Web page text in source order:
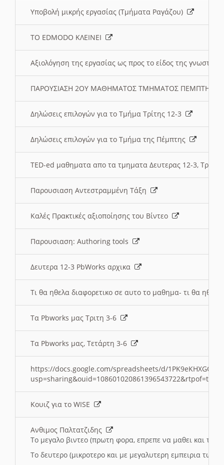
Υποβολή μικρής εργασίας (Τμήματα Ραγάζου)
ΤΟ EDMODO ΚΛΕΙΝΕΙ
Αξιολόγηση της εργασίας ως προς το είδος της
ΠΑΡΟΥΣΙΑΣΗ 2ΟΥ ΜΑΘΗΜΑΤΟΣ ΤΜΗΜΑΤΟΣ
Δηλώσεις επιλογών για το Τμήμα Τρίτης 12-3
Δηλώσεις επιλογών για το Τμήμα της Πέμπτης
TED-ed μαθηματα απο τα τμηματα Δευτερας 12-3,
Παρουσιαση Αντεστραμμένη Τάξη
Καλές Πρακτικές αξιοποίησης του Βίντεο
Παρουσιαση: Authoring tools
Δευτερα 12-3 PbWorks αρχικα
Τι θα ηθελα διαφορετικο σε αυτο το μαθημα- τι θα
Τα Pbworks μας Τριτη 3-6
Τα Pbworks μας, Τετάρτη 3-6
https://docs.google.com/spreadsheets/d/
Κουιζ για το WISE
Ανθιμος Παλτατζιδης
Το μεγαλο βιντεο (πρωτη φορα, επρεπε να μαθει και το
Το δευτερο (μικροτερο και με μεγαλυτερη εμπειρια